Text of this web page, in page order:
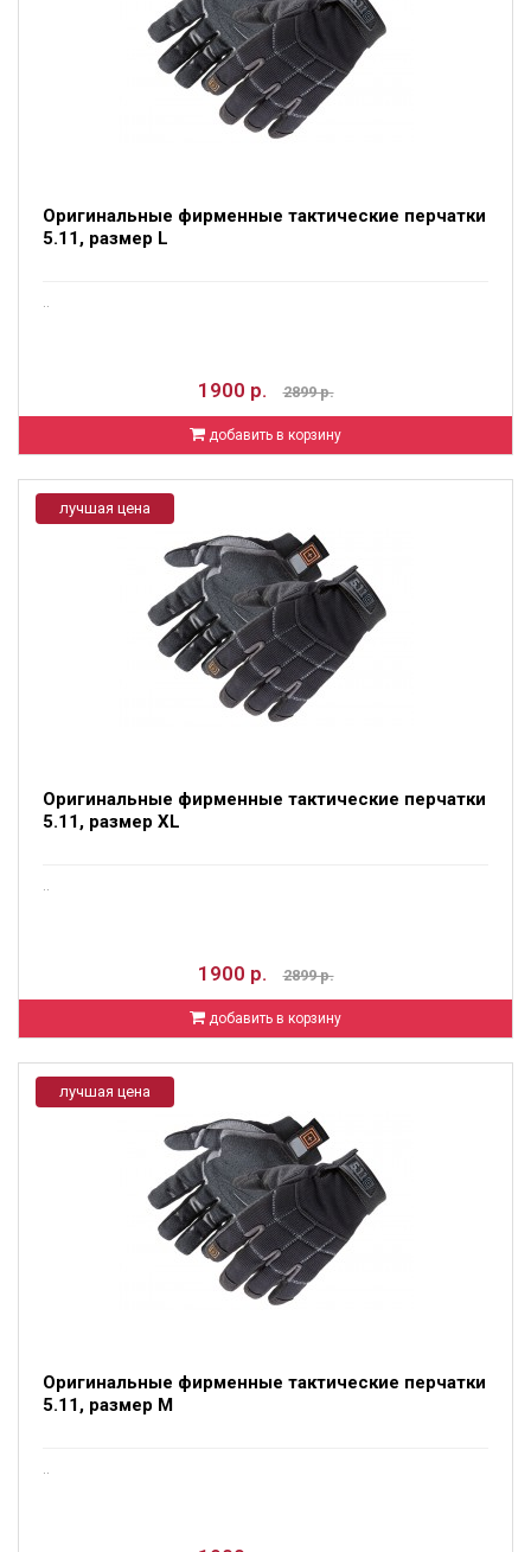
Оригинальные фирменные тактические перчатки
5.11, размер L
1900 р. 2899 р.
добавить в корзину
лучшая цена
Оригинальные фирменные тактические перчатки
5.11, размер XL
1900 р. 2899 р.
добавить в корзину
лучшая цена
Оригинальные фирменные тактические перчатки
5.11, размер М